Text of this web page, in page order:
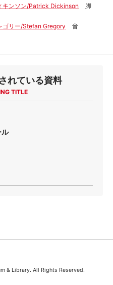
キンソン/Patrick Dickinson
脚
ゴリー/Stefan Gregory
音
れている資料
TITLE
& Library. All Rights Reserved.